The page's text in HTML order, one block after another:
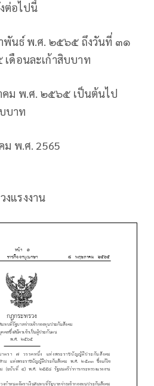
ต่อไปนี้
พันธ์ พ.ศ. ๒๕๖๕ ถึงวันที่ ๓๑
ดือนละเก้าสิบบาท
คม พ.ศ. ๒๕๖๕ เป็นต้นไป
บาท
ม พ.ศ. 2565
งแรงงาน